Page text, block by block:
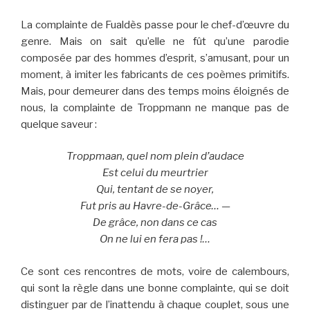
La complainte de Fualdès passe pour le chef-d’œuvre du
genre. Mais on sait qu’elle ne fût qu’une parodie
composée par des hommes d’esprit, s’amusant, pour un
moment, à imiter les fabricants de ces poèmes primitifs.
Mais, pour demeurer dans des temps moins éloignés de
nous, la complainte de Troppmann ne manque pas de
quelque saveur :
Troppmaan, quel nom plein d’audace
Est celui du meurtrier
Qui, tentant de se noyer,
Fut pris au Havre-de-Grâce… —
De grâce, non dans ce cas
On ne lui en fera pas !…
Ce sont ces rencontres de mots, voire de calembours,
qui sont la règle dans une bonne complainte, qui se doit
distinguer par de l’inattendu à chaque couplet, sous une